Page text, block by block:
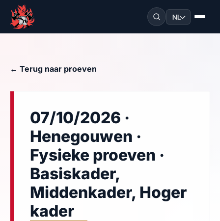
NL
← Terug naar proeven
07/10/2026 ·
Henegouwen ·
Fysieke proeven ·
Basiskader,
Middenkader, Hoger
kader